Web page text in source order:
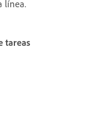
línea.
tareas